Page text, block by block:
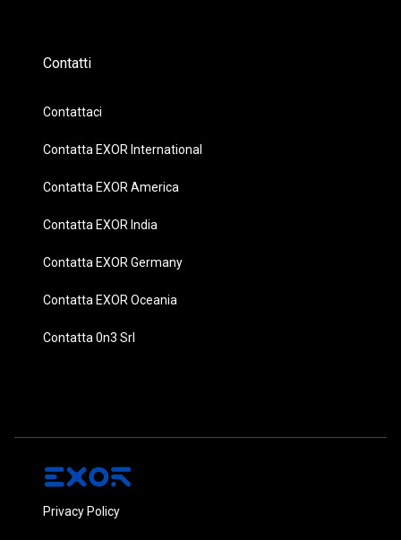
Contatti
Contattaci
Contatta EXOR International
Contatta EXOR America
Contatta EXOR India
Contatta EXOR Germany
Contatta EXOR Oceania
Contatta 0n3 Srl
Privacy Policy